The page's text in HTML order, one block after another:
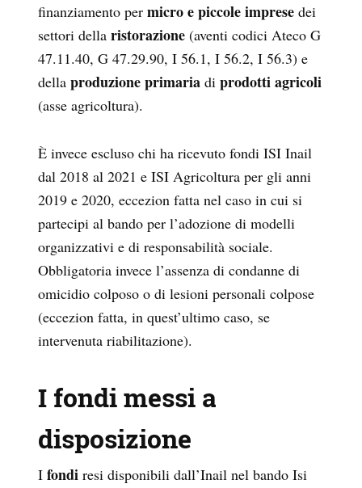
finanziamento per micro e piccole imprese dei
settori della ristorazione (aventi codici Ateco G
47.11.40, G 47.29.90, I 56.1, I 56.2, I 56.3) e
della produzioneprimaria di prodotti agricoli
(asse agricoltura).
È invece escluso chi ha ricevuto fondi ISI Inail
dal 2018 al 2021 e ISI Agricoltura per gli anni
2019 e 2020, eccezion fatta nel caso in cui si
partecipi al bando per l’adozione di modelli
organizzativi e di responsabilità sociale.
Obbligatoria invece l’assenza di condanne di
omicidio colposo o di lesioni personali colpose
(eccezion fatta, in quest’ultimo caso, se
intervenuta riabilitazione).
I fondi messi a
disposizione
I fondi resi disponibili dall’Inail nel bando Isi